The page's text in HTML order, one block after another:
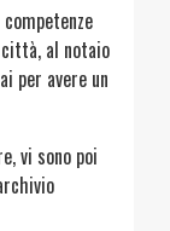
al notaio
per avere un
vi sono poi